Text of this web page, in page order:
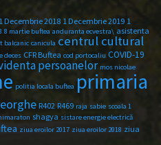
1 Decembrie 2018 1 Decembrie 2019 1
8 martie buftea anduranta ecvestra\ asistenta
balcanic canicula centrul cultural
deces CFR Buftea cod portocaliu COVID-19
persoanelor mos nicolae
politia locala buftea primaria
R402 R469 raja sabie scoala 1
shagya sistare energie electrică
ziua eroilor 2017 ziua eroilor 2018 ziua